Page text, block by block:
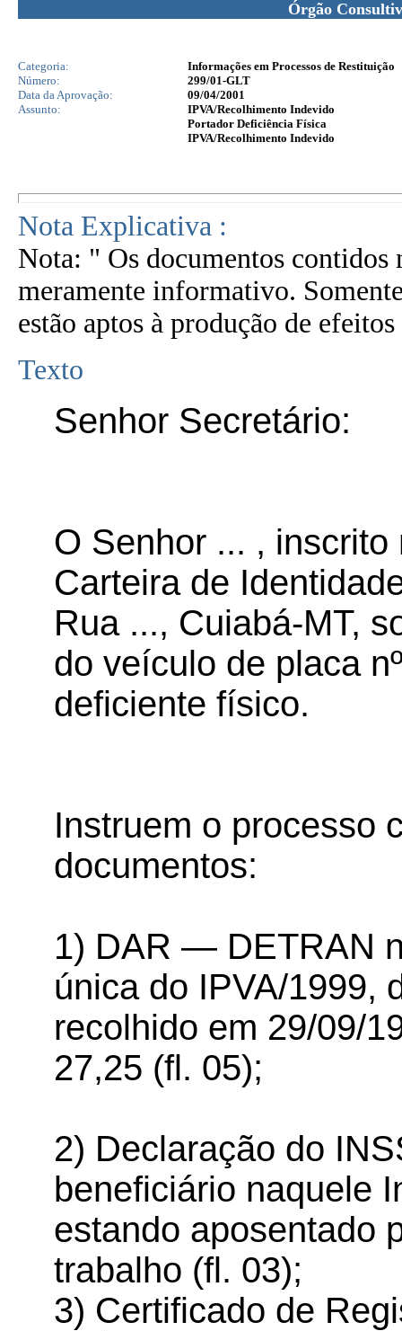
Órgão
Categoria:
Informações em Processos de Restituição
Número:
299/01-GLT
Data da Aprovação:
09/04/2001
Assunto:
IPVA/Recolhimento Indevido
Portador Deficiência Física
IPVA/Recolhimento Indevido
Nota Explicativa :
Nota: " Os documentos contidos
meramente informativo.
estão aptos à produção de
Texto
Senhor Secretário:
O Senhor ... , inscrito
Carteira de
Rua ..., Cuiabá-MT,
do veículo de placa
deficiente físico.
Instruem o processo
documentos:
1) DAR — DETRAN
única do IPVA/1999,
recolhido em 29/09/
27,25 (fl. 05);
2) Declaração do
beneficiário naquele
estando aposentado
trabalho (fl. 03);
3) Certificado de